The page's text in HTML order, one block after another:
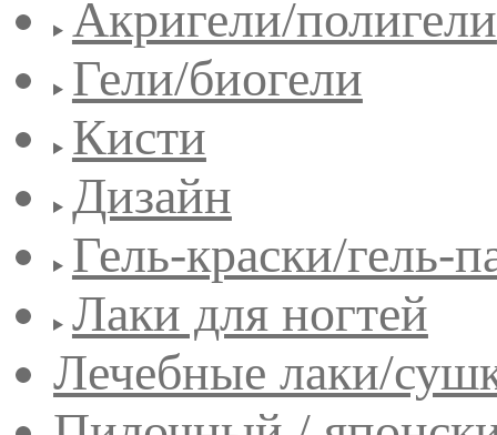
Акригели/полигели
Гели/биогели
Кисти
Дизайн
Гель-краски/гель-
Лаки для ногтей
Лечебные лаки/